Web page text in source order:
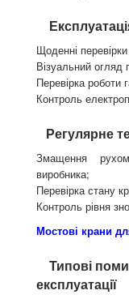
Щоденні
Візуальний огляд
Перевірка роботи
Контроль
Регулярне
Змащення
виробника;
Перевірка стану
Контроль рівня
Мостові крани
Типові
експлуатації